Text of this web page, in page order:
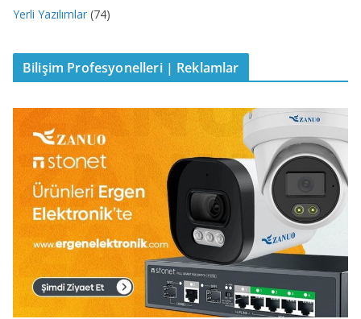
Yerli Yazılımlar (74)
Bilişim Profesyonelleri | Reklamlar